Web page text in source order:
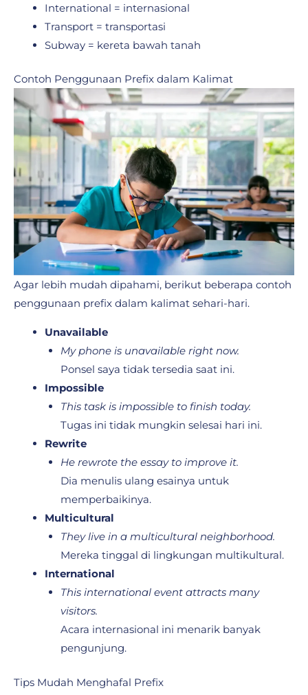
International = internasional
Transport = transportasi
Subway = kereta bawah tanah
Contoh Penggunaan Prefix dalam Kalimat
Agar lebih mudah dipahami, berikut beberapa contoh
penggunaan prefix dalam kalimat sehari-hari.
Unavailable
My phone is unavailable right now.
Ponsel saya tidak tersedia saat ini.
Impossible
This task is impossible to finish today.
Tugas ini tidak mungkin selesai hari ini.
Rewrite
He rewrote the essay to improve it.
Dia menulis ulang esainya untuk
memperbaikinya.
Multicultural
They live in a multicultural neighborhood.
Mereka tinggal di lingkungan multikultural.
International
This international event attracts many
visitors.
Acara internasional ini menarik banyak
pengunjung.
Tips Mudah Menghafal Prefix